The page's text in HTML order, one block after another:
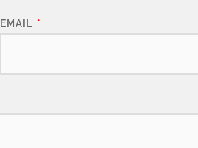
EMAIL *